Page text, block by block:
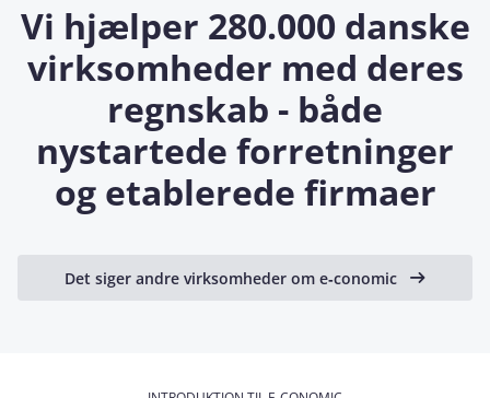
Vi hjælper 280.000 danske
virksomheder med deres
regnskab - både
nystartede forretninger
og etablerede firmaer
Det siger andre virksomheder om e‑conomic